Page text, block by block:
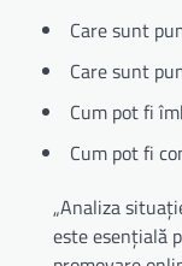
Care sunt
Care sunt
Cum pot fi
Cum pot fi
„Analiza
este esențială